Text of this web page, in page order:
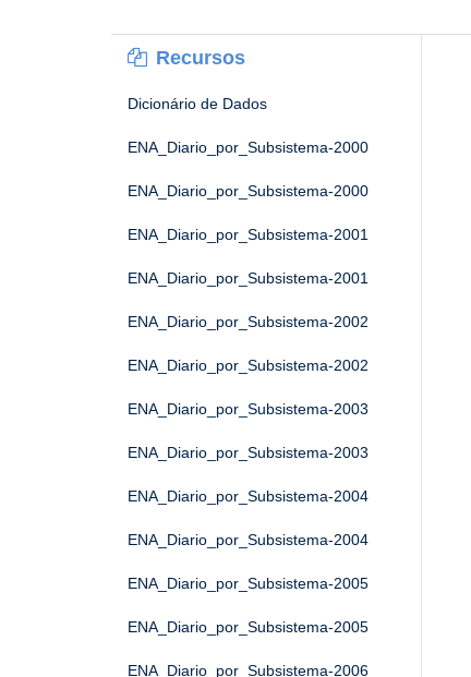
Recursos
Dicionário de Dados
ENA_Diario_por_Subsistema-2000
ENA_Diario_por_Subsistema-2000
ENA_Diario_por_Subsistema-2001
ENA_Diario_por_Subsistema-2001
ENA_Diario_por_Subsistema-2002
ENA_Diario_por_Subsistema-2002
ENA_Diario_por_Subsistema-2003
ENA_Diario_por_Subsistema-2003
ENA_Diario_por_Subsistema-2004
ENA_Diario_por_Subsistema-2004
ENA_Diario_por_Subsistema-2005
ENA_Diario_por_Subsistema-2005
ENA_Diario_por_Subsistema-2006